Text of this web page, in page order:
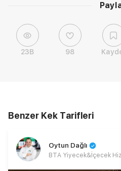
23B 98
Benzer Kek Tarifleri
Oytun Dağlı
BTA Yiyecek&İçecek